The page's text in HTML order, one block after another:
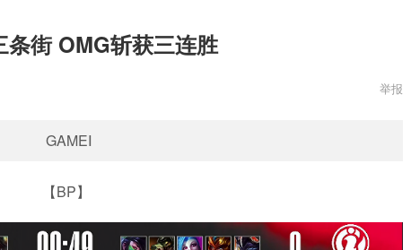
街 OMG斩获三连胜
举报
GAMEⅠ
【BP】